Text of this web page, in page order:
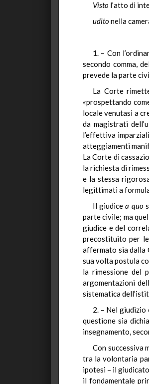
Visto l’atto di
uditonella
1. – Con
secondo comma,
prevede la parte
La Corte
«prospettando
locale venutasi a
da magistrati
l’effettiva
atteggiamenti
La Corte di
la richiesta di
e la stessa
legittimati a
Il giudicea quo
parte civile; ma
giudice e del
precostituito per
affermato sia dalla
sua volta postula
la rimessione del
argomentazioni
sistematica
2. – Nel
questione sia
insegnamento,
Con successiva
tra la volontaria
ipotesi – il
il fondamentale